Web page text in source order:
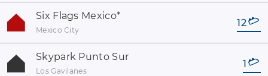
Six Flags Mexico*
Mexico City
12
Skypark Punto Sur
Los Gavilanes
1